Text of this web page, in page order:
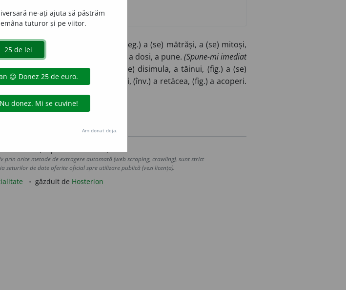
(pop.) a (se) piti, a (se) pitula, (reg.) a (se) mătrăși, a (se) mitoși,
2.a se băga. a dosi, a pune. (Spune-mi imediat
(Norii ~ lumina soarelui.)
a (se) disimula, a tăinui, (fig.) a (se)
a tăinui, (înv. și reg.) a tăgădui, (înv.) a retăcea, (fig.) a acoperi.
dexonline (https://dexonline.ro)
prin orice metode de extragere automată (web scraping, crawling), sunt strict
seturilor de date oferite oficial spre utilizare publică (vezi licența).
găzduit de Hosterion
ne-ați ajuta să păstrăm
tuturor și pe viitor.
Am donat deja.